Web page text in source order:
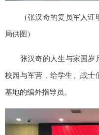
（张汉奇的复员军人
局供图）
张汉奇的人生与家国岁
校园与军营，给学生、战士
基地的编外指导员。